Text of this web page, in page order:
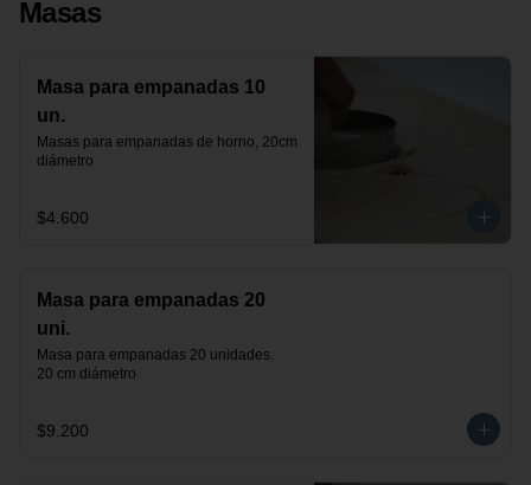
Masas
Masa para empanadas 10
un.
Masas para empanadas de horno, 20cm
diámetro
$4.600
Masa para empanadas 20
uni.
Masa para empanadas 20 unidades.
20 cm diámetro
$9.200